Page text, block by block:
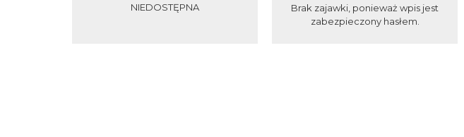
NIEDOSTĘPNA
Brak zajawki, ponieważ wpis jest
zabezpieczony hasłem.